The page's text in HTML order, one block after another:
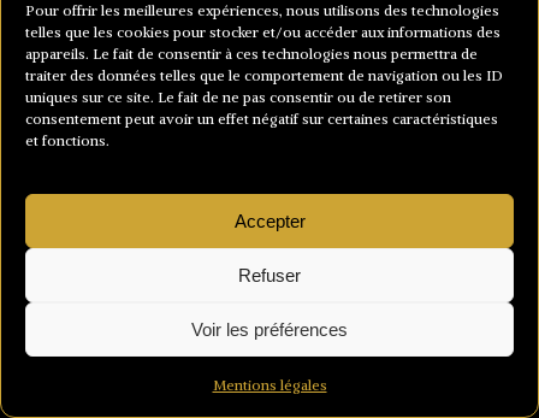
Pour offrir les meilleures expériences, nous utilisons des technologies
telles que les cookies pour stocker et/ou accéder aux informations des
appareils. Le fait de consentir à ces technologies nous permettra de
traiter des données telles que le comportement de navigation ou les ID
uniques sur ce site. Le fait de ne pas consentir ou de retirer son
consentement peut avoir un effet négatif sur certaines caractéristiques
et fonctions.
Accepter
Refuser
Voir les préférences
Mentions légales